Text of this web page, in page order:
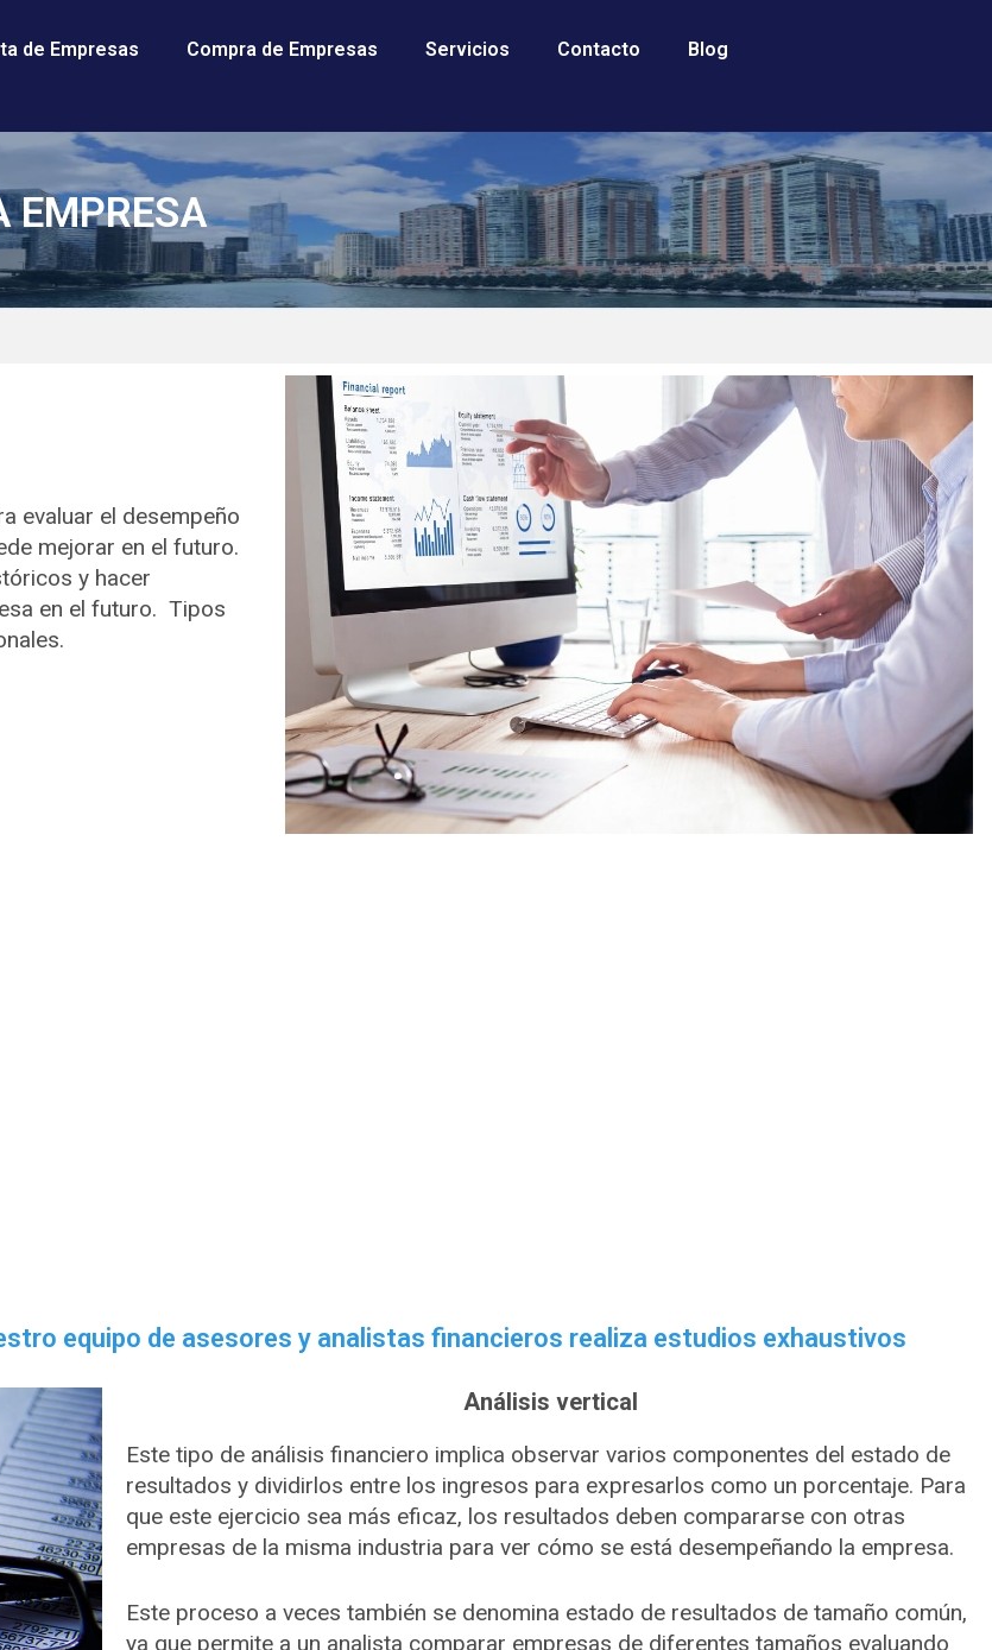
de Empresas Compra de Empresas Servicios Contacto Blog
EMPRESA
evaluar el desempeño
mejorar en el futuro.
y hacer
en el futuro. Tipos
equipo de asesores y analistas financieros realiza estudios exhaustivos
Análisis vertical
Este tipo de análisis financiero implica observar varios componentes del estado de
resultados y dividirlos entre los ingresos para expresarlos como un porcentaje. Para
que este ejercicio sea más eficaz, los resultados deben compararse con otras
empresas de la misma industria para ver cómo se está desempeñando la empresa.
Este proceso a veces también se denomina estado de resultados de tamaño común,
ya que permite a un analista comparar empresas de diferentes tamaños evaluando